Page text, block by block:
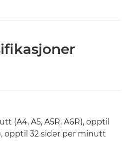
(A4, A5, A5R, A6R), opptil
opptil 32 sider per minutt